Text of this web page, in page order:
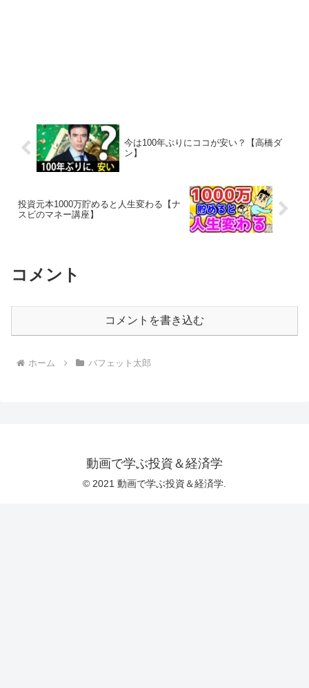
今は100年ぶりにココが安い？【高橋ダ
ン】
投資元本1000万貯めると人生変わる【ナ
スビのマネー講座】
コメント
コメントを書き込む
ホーム バフェット太郎
動画で学ぶ投資＆経済学
© 2021 動画で学ぶ投資＆経済学.